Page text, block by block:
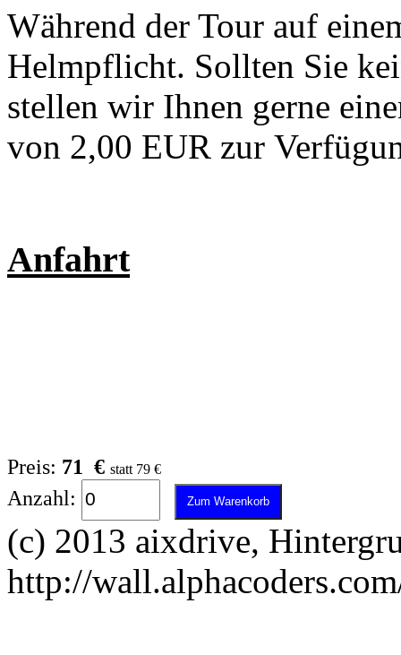
Während der Tour auf
Helmpflicht. Sollten Sie
stellen wir Ihnen gerne
von 2,00 EUR zur
Anfahrt
Preis: 71 € statt 79 €
Anzahl:
(c) 2013 aixdrive,
http://